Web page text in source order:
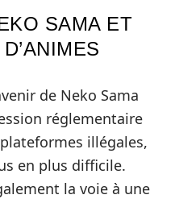
SAMA ET
de Neko Sama
réglementaire
illégales,
en plus difficile.
la voie à une